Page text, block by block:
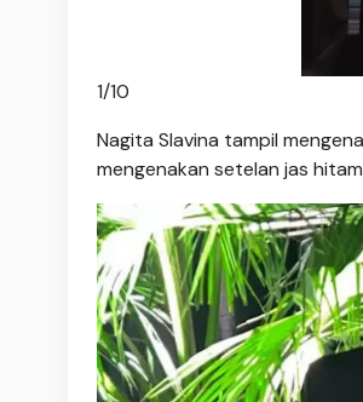
1/10
Nagita Slavina tampil
mengenakan setelan jas